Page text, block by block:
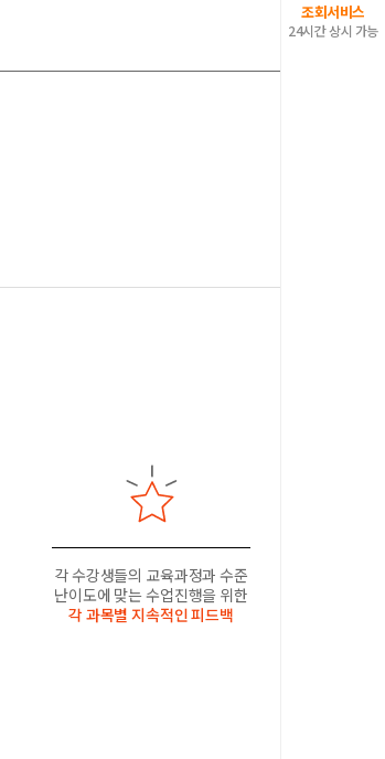
조회서비스
24시간 상시 가능
각 수강생들의 교육과정과 수준
난이도에 맞는 수업진행을 위한
각 과목별 지속적인 피드백